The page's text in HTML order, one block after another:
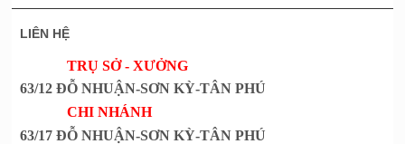
LIÊN HỆ
TRỤ SỞ - XƯỞNG
63/12 ĐỖ NHUẬN-SƠN KỲ-TÂN PHÚ
CHI NHÁNH
63/17 ĐỖ NHUẬN-SƠN KỲ-TÂN PHÚ